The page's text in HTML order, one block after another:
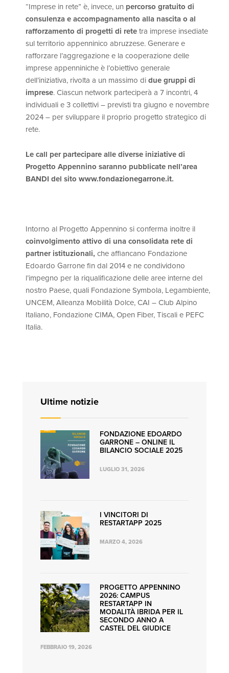
“Imprese in rete” è, invece, un percorso gratuito di
consulenza e accompagnamento alla nascita o al
rafforzamento di progetti di retetra imprese insediate
sul territorio appenninico abruzzese. Generare e
rafforzare l’aggregazione e la cooperazione delle
imprese appenniniche è l’obiettivo generale
dell’iniziativa, rivolta a un massimo didue gruppi di
imprese. Ciascun network parteciperà a 7 incontri, 4
individuali e 3 collettivi – previsti tra giugno e novembre
2024 – per sviluppare il proprio progetto strategico di
rete.
Le call per partecipare alle diverse iniziative di
Progetto Appennino saranno pubblicate nell’area
BANDI del sito www.fondazionegarrone.it.
Intorno al Progetto Appennino si conferma inoltre il
coinvolgimento attivo di una consolidata rete di
partner istituzionali, che affiancano Fondazione
Edoardo Garrone fin dal 2014 e ne condividono
l’impegno per la riqualificazione delle aree interne del
nostro Paese, quali Fondazione Symbola, Legambiente,
UNCEM, Alleanza Mobilità Dolce, CAI – Club Alpino
Italiano, Fondazione CIMA, Open Fiber, Tiscali e PEFC
Italia.
Ultime notizie
FONDAZIONE EDOARDO
GARRONE – ONLINE IL
BILANCIO SOCIALE 2025
LUGLIO 31, 2026
I VINCITORI DI
RESTARTAPP 2025
MARZO 4, 2026
PROGETTO APPENNINO
2026: CAMPUS
RESTARTAPP IN
MODALITÀ IBRIDA PER IL
SECONDO ANNO A
CASTEL DEL GIUDICE
FEBBRAIO 19, 2026